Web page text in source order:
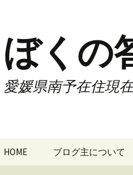
ぼくの
愛媛県南予在住現
HOME ブログ主について